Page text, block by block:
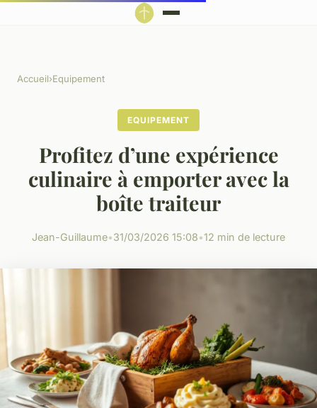
Accueil›Equipement
EQUIPEMENT
Profitez d’une expérience
culinaire à emporter avec la
boîte traiteur
Jean-Guillaume•31/03/2026 15:08•12 min de lecture